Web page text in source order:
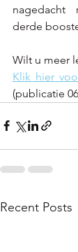
derde
Wilt u meer
Klik hier
(publicatie
Recent Posts